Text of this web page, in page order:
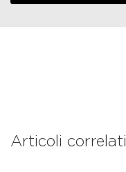
Articoli correlati